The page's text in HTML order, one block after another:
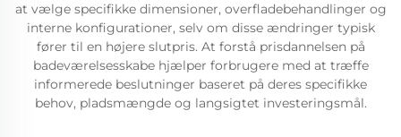
at vælge specifikke dimensioner, overfladebehandlinger og
interne konfigurationer, selv om disse ændringer typisk
fører til en højere slutpris. At forstå prisdannelsen på
badeværelsesskabe hjælper forbrugere med at træffe
informerede beslutninger baseret på deres specifikke
behov, pladsmængde og langsigtet investeringsmål.